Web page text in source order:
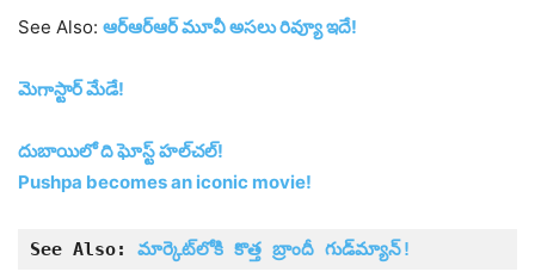
See Also: ఆర్‌ఆర్‌ఆర్‌ మూవీ అసలు రివ్యూ ఇదే!
మెగాస్టార్ మేడే!
దుబాయిలో ది ఘోస్ట్ హ‌ల్‌చ‌ల్‌!
Pushpa becomes an iconic movie!
See Also: మార్కెట్‌లోకి కొత్త బ్రాందీ గుడ్‌మ్యాన్‌!